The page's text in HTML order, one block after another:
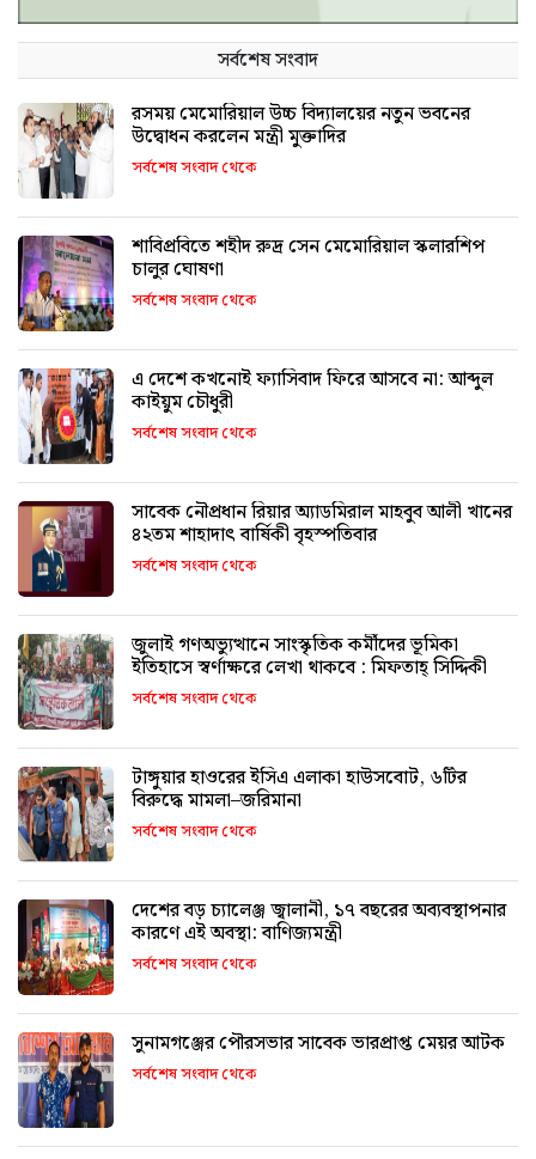
সর্বশেষ সংবাদ
রসময় মেমোরিয়াল উচ্চ বিদ্যালয়ের নতুন ভবনের
উদ্বোধন করলেন মন্ত্রী মুক্তাদির
সর্বশেষ সংবাদ থেকে
শাবিপ্রবিতে শহীদ রুদ্র সেন মেমোরিয়াল স্কলারশিপ
চালুর ঘোষণা
সর্বশেষ সংবাদ থেকে
এ দেশে কখনোই ফ্যাসিবাদ ফিরে আসবে না: আব্দুল
কাইয়ুম চৌধুরী
সর্বশেষ সংবাদ থেকে
সাবেক নৌপ্রধান রিয়ার অ্যাডমিরাল মাহবুব আলী খানের
৪২তম শাহাদাৎ বার্ষিকী বৃহস্পতিবার
সর্বশেষ সংবাদ থেকে
জুলাই গণঅভ্যুত্থানে সাংস্কৃতিক কর্মীদের ভূমিকা
ইতিহাসে স্বর্ণাক্ষরে লেখা থাকবে : মিফতাহ্ সিদ্দিকী
সর্বশেষ সংবাদ থেকে
টাঙ্গুয়ার হাওরের ইসিএ এলাকা হাউসবোট, ৬টির
বিরুদ্ধে মামলা–জরিমানা
সর্বশেষ সংবাদ থেকে
দেশের বড় চ্যালেঞ্জ জ্বালানী, ১৭ বছরের অব্যবস্থাপনার
কারণে এই অবস্থা: বাণিজ্যমন্ত্রী
সর্বশেষ সংবাদ থেকে
সুনামগঞ্জের পৌরসভার সাবেক ভারপ্রাপ্ত মেয়র আটক
সর্বশেষ সংবাদ থেকে